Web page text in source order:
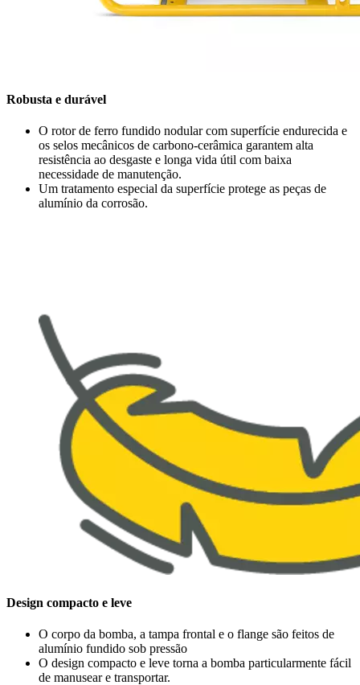
Robusta e durável
O rotor de ferro fundido nodular com superfície endurecida e
os selos mecânicos de carbono-cerâmica garantem alta
resistência ao desgaste e longa vida útil com baixa
necessidade de manutenção.
Um tratamento especial da superfície protege as peças de
alumínio da corrosão.
Design compacto e leve
O corpo da bomba, a tampa frontal e o flange são feitos de
alumínio fundido sob pressão
O design compacto e leve torna a bomba particularmente fácil
de manusear e transportar.